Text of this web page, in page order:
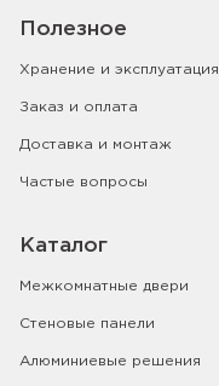
Полезное
Хранение и эксплуатация
Заказ и оплата
Доставка и монтаж
Частые вопросы
Каталог
Межкомнатные двери
Стеновые панели
Алюминиевые решения